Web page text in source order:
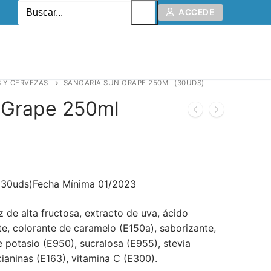
ACCEDE
Y CERVEZAS SANGARIA SUN GRAPE 250ML (30UDS)
250ml
Mínima 01/2023
de alta fructosa, extracto de uva, ácido
colorante de caramelo (E150a), saborizante,
(E950), sucralosa (E955), stevia
(E163), vitamina C (E300).